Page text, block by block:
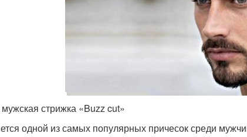
мужская стрижка «Buzz cut»
одной из самых популярных причесок среди